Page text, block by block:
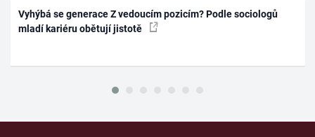
Vyhýbá se generace Z vedoucím pozicím? Podle sociologů
mladí kariéru obětují jistotě